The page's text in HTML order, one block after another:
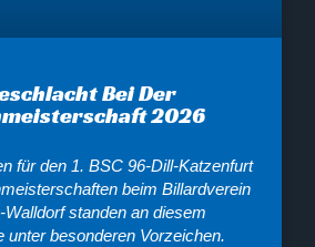
Bei Der
2026
für den 1. BSC 96-Dill-Katzenfurt
beim Billardverein
Walldorf standen an diesem
unter besonderen Vorzeichen.